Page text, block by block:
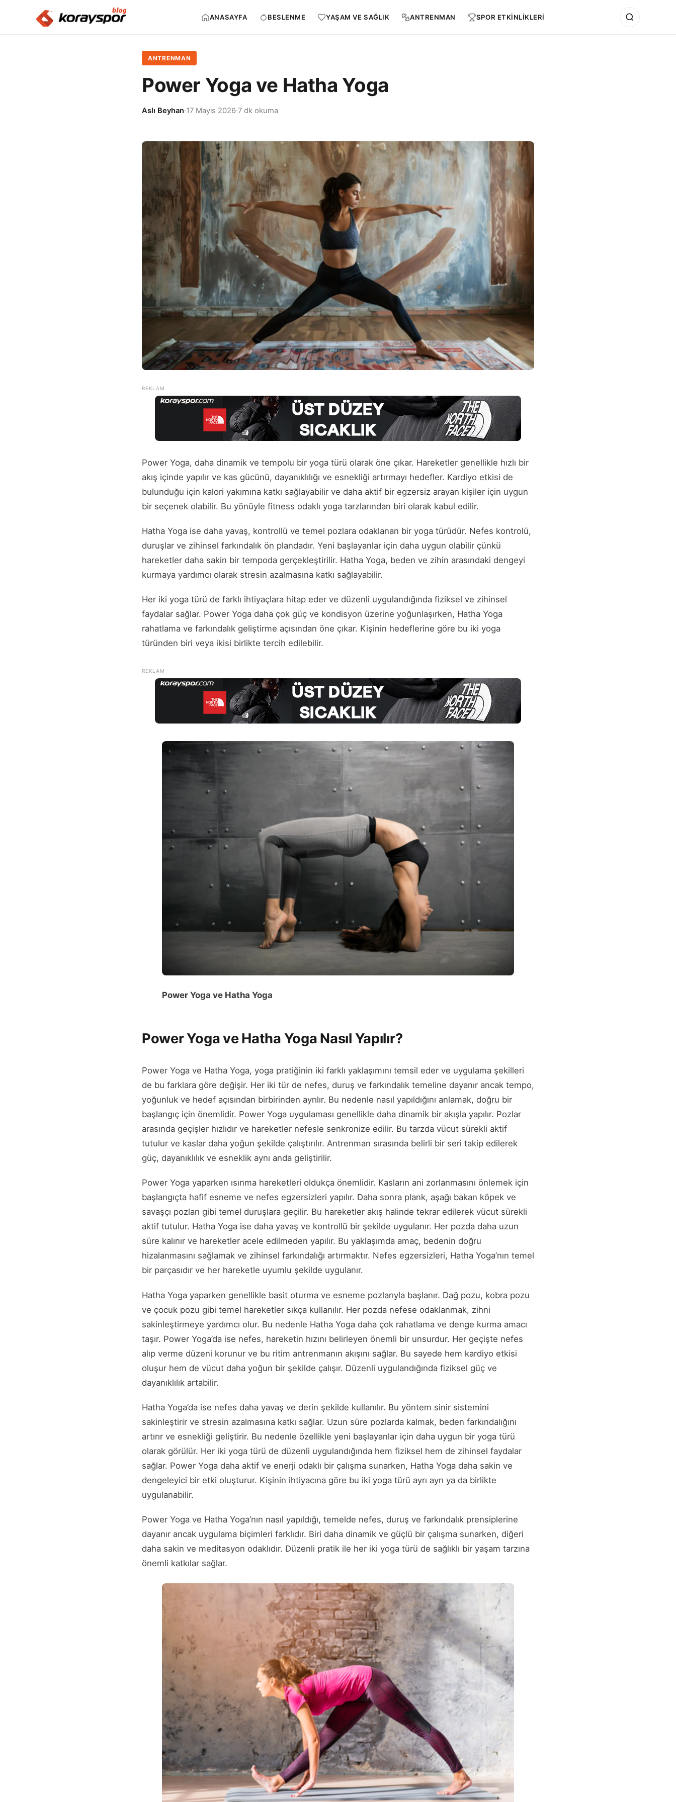
ANASAYFA BESLENME YAŞAM VE SAĞLIK ANTRENMAN SPOR ETKİNLİKLERİ
ANTRENMAN
Power Yoga ve Hatha Yoga
Aslı Beyhan·17 Mayıs 2026·7 dk okuma
Power Yoga, daha dinamik ve tempolu bir yoga türü olarak öne çıkar. Hareketler genellikle hızlı bir
akış içinde yapılır ve kas gücünü, dayanıklılığı ve esnekliği artırmayı hedefler. Kardiyo etkisi de
bulunduğu için kalori yakımına katkı sağlayabilir ve daha aktif bir egzersiz arayan kişiler için uygun
bir seçenek olabilir. Bu yönüyle fitness odaklı yoga tarzlarından biri olarak kabul edilir.
Hatha Yoga ise daha yavaş, kontrollü ve temel pozlara odaklanan bir yoga türüdür. Nefes kontrolü,
duruşlar ve zihinsel farkındalık ön plandadır. Yeni başlayanlar için daha uygun olabilir çünkü
hareketler daha sakin bir tempoda gerçekleştirilir. Hatha Yoga, beden ve zihin arasındaki dengeyi
kurmaya yardımcı olarak stresin azalmasına katkı sağlayabilir.
Her iki yoga türü de farklı ihtiyaçlara hitap eder ve düzenli uygulandığında fiziksel ve zihinsel
faydalar sağlar. Power Yoga daha çok güç ve kondisyon üzerine yoğunlaşırken, Hatha Yoga
rahatlama ve farkındalık geliştirme açısından öne çıkar. Kişinin hedeflerine göre bu iki yoga
türünden biri veya ikisi birlikte tercih edilebilir.
Power Yoga ve Hatha Yoga
Power Yoga ve Hatha Yoga Nasıl Yapılır?
Power Yoga ve Hatha Yoga, yoga pratiğinin iki farklı yaklaşımını temsil eder ve uygulama şekilleri
de bu farklara göre değişir. Her iki tür de nefes, duruş ve farkındalık temeline dayanır ancak tempo,
yoğunluk ve hedef açısından birbirinden ayrılır. Bu nedenle nasıl yapıldığını anlamak, doğru bir
başlangıç için önemlidir. Power Yoga uygulaması genellikle daha dinamik bir akışla yapılır. Pozlar
arasında geçişler hızlıdır ve hareketler nefesle senkronize edilir. Bu tarzda vücut sürekli aktif
tutulur ve kaslar daha yoğun şekilde çalıştırılır. Antrenman sırasında belirli bir seri takip edilerek
güç, dayanıklılık ve esneklik aynı anda geliştirilir.
Power Yoga yaparken ısınma hareketleri oldukça önemlidir. Kasların ani zorlanmasını önlemek için
başlangıçta hafif esneme ve nefes egzersizleri yapılır. Daha sonra plank, aşağı bakan köpek ve
savaşçı pozları gibi temel duruşlara geçilir. Bu hareketler akış halinde tekrar edilerek vücut sürekli
aktif tutulur. Hatha Yoga ise daha yavaş ve kontrollü bir şekilde uygulanır. Her pozda daha uzun
süre kalınır ve hareketler acele edilmeden yapılır. Bu yaklaşımda amaç, bedenin doğru
hizalanmasını sağlamak ve zihinsel farkındalığı artırmaktır. Nefes egzersizleri, Hatha Yoga’nın temel
bir parçasıdır ve her hareketle uyumlu şekilde uygulanır.
Hatha Yoga yaparken genellikle basit oturma ve esneme pozlarıyla başlanır. Dağ pozu, kobra pozu
ve çocuk pozu gibi temel hareketler sıkça kullanılır. Her pozda nefese odaklanmak, zihni
sakinleştirmeye yardımcı olur. Bu nedenle Hatha Yoga daha çok rahatlama ve denge kurma amacı
taşır. Power Yoga’da ise nefes, hareketin hızını belirleyen önemli bir unsurdur. Her geçişte nefes
alıp verme düzeni korunur ve bu ritim antrenmanın akışını sağlar. Bu sayede hem kardiyo etkisi
oluşur hem de vücut daha yoğun bir şekilde çalışır. Düzenli uygulandığında fiziksel güç ve
dayanıklılık artabilir.
Hatha Yoga’da ise nefes daha yavaş ve derin şekilde kullanılır. Bu yöntem sinir sistemini
sakinleştirir ve stresin azalmasına katkı sağlar. Uzun süre pozlarda kalmak, beden farkındalığını
artırır ve esnekliği geliştirir. Bu nedenle özellikle yeni başlayanlar için daha uygun bir yoga türü
olarak görülür. Her iki yoga türü de düzenli uygulandığında hem fiziksel hem de zihinsel faydalar
sağlar. Power Yoga daha aktif ve enerji odaklı bir çalışma sunarken, Hatha Yoga daha sakin ve
dengeleyici bir etki oluşturur. Kişinin ihtiyacına göre bu iki yoga türü ayrı ayrı ya da birlikte
uygulanabilir.
Power Yoga ve Hatha Yoga’nın nasıl yapıldığı, temelde nefes, duruş ve farkındalık prensiplerine
dayanır ancak uygulama biçimleri farklıdır. Biri daha dinamik ve güçlü bir çalışma sunarken, diğeri
daha sakin ve meditasyon odaklıdır. Düzenli pratik ile her iki yoga türü de sağlıklı bir yaşam tarzına
önemli katkılar sağlar.